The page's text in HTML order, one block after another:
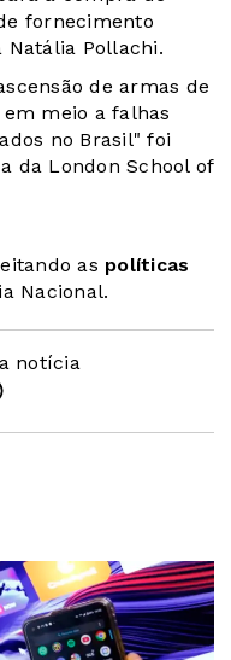
fornecimento
Natália Pollachi.
de armas de
meio a falhas
no Brasil" foi
da London School of
as políticas
Nacional.
notícia